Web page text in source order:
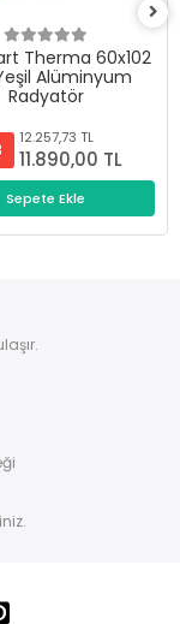
Therma 60x102
Alüminyum
Radyatör
12.257,73 TL
11.890,00 TL
Sepete Ekle